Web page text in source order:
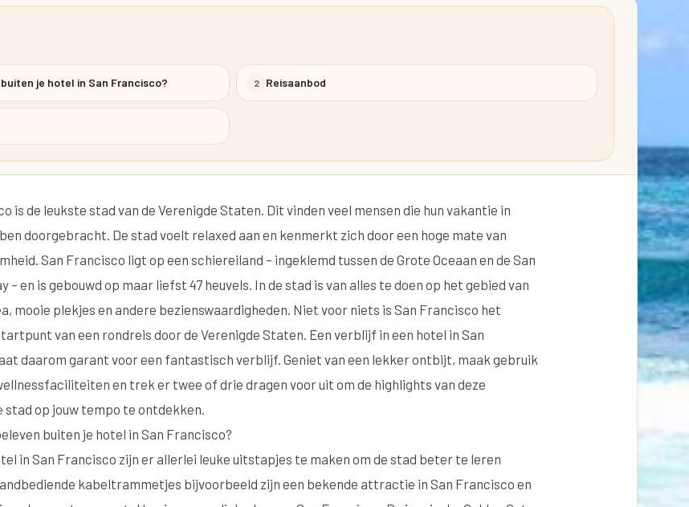
je hotel in San Francisco? 2 Reisaanbod
is de leukste stad van de Verenigde Staten. Dit vinden veel mensen die hun vakantie in
doorgebracht. De stad voelt relaxed aan en kenmerkt zich door een hoge mate van
San Francisco ligt op een schiereiland – ingeklemd tussen de Grote Oceaan en de San
– en is gebouwd op maar liefst 47 heuvels. In de stad is van alles te doen op het gebied van
mooie plekjes en andere bezienswaardigheden. Niet voor niets is San Francisco het
van een rondreis door de Verenigde Staten. Een verblijf in een hotel in San
daarom garant voor een fantastisch verblijf. Geniet van een lekker ontbijt, maak gebruik
en trek er twee of drie dragen voor uit om de highlights van deze
stad op jouw tempo te ontdekken.
buiten je hotel in San Francisco?
in San Francisco zijn er allerlei leuke uitstapjes te maken om de stad beter te leren
kabeltrammetjes bijvoorbeeld zijn een bekende attractie in San Francisco en